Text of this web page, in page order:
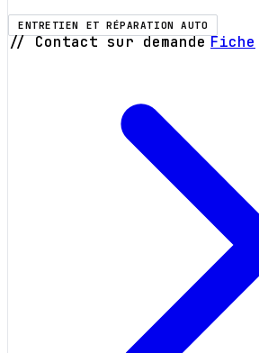
ENTRETIEN ET RÉPARATION AUTO
// Contact sur demande Fiche